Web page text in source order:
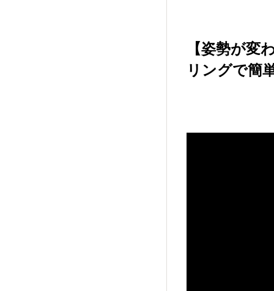
【姿勢が
リングで簡